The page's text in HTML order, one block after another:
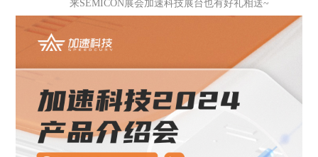
来SEMICON展会加速科技展台也有好礼相送~